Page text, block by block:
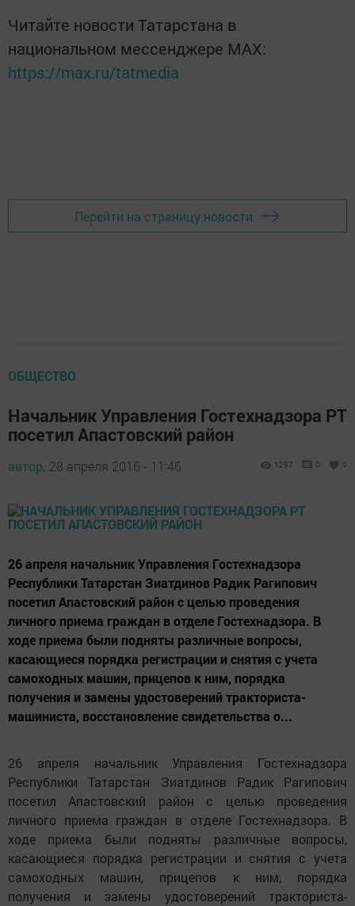
Читайте новости Татарстана в
национальном мессенджере MАХ:
https://max.ru/tatmedia
Перейти на страницу новости
ОБЩЕСТВО
Начальник Управления Гостехнадзора РТ
посетил Апастовский район
автор, 28 апреля 2016 - 11:46 1297 0 0
26 апреля начальник Управления Гостехнадзора
Республики Татарстан Зиатдинов Радик Рагипович
посетил Апастовский район с целью проведения
личного приема граждан в отделе Гостехнадзора. В
ходе приема были подняты различные вопросы,
касающиеся порядка регистрации и снятия с учета
самоходных машин, прицепов к ним, порядка
получения и замены удостоверений тракториста-
машиниста, восстановление свидетельства о...
26 апреля начальник Управления Гостехнадзора
Республики Татарстан Зиатдинов Радик Рагипович
посетил Апастовский район с целью проведения
личного приема граждан в отделе Гостехнадзора. В
ходе приема были подняты различные вопросы,
касающиеся порядка регистрации и снятия с учета
самоходных машин, прицепов к ним, порядка
получения и замены удостоверений тракториста-